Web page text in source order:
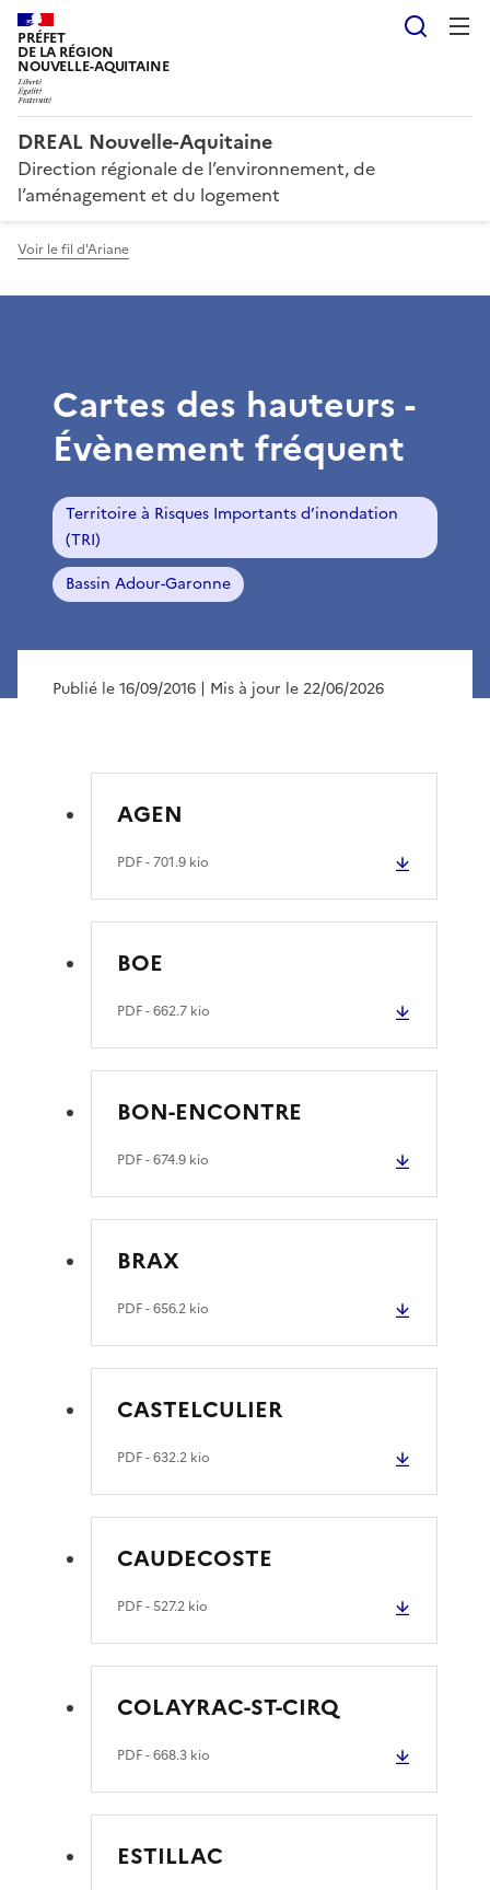
PRÉFET
DE LA RÉGION
NOUVELLE-AQUITAINE
DREAL Nouvelle-Aquitaine
Direction régionale de l’environnement, de
l’aménagement et du logement
Voir le fil d'Ariane
Cartes des hauteurs -
Évènement fréquent
Territoire à Risques Importants d’inondation
(TRI)
Bassin Adour-Garonne
Publié le 16/09/2016 | Mis à jour le 22/06/2026
AGEN
PDF- 701.9 kio
BOE
PDF- 662.7 kio
BON-ENCONTRE
PDF- 674.9 kio
BRAX
PDF- 656.2 kio
CASTELCULIER
PDF- 632.2 kio
CAUDECOSTE
PDF- 527.2 kio
COLAYRAC-ST-CIRQ
PDF- 668.3 kio
ESTILLAC